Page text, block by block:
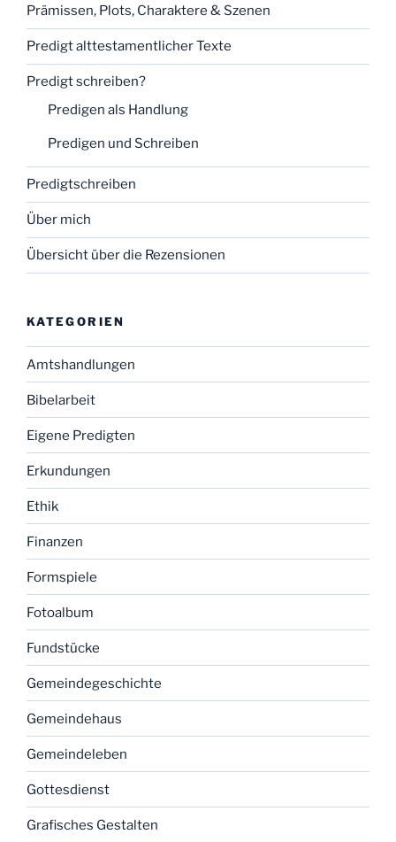
Prämissen, Plots, Charaktere & Szenen
Predigt alttestamentlicher Texte
Predigt schreiben?
Predigen als Handlung
Predigen und Schreiben
Predigtschreiben
Über mich
Übersicht über die Rezensionen
KATEGORIEN
Amtshandlungen
Bibelarbeit
Eigene Predigten
Erkundungen
Ethik
Finanzen
Formspiele
Fotoalbum
Fundstücke
Gemeindegeschichte
Gemeindehaus
Gemeindeleben
Gottesdienst
Grafisches Gestalten